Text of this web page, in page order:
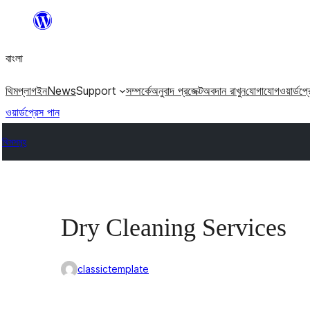
যান
বাংলা
থিমপ্লাগইনNewsSupport সম্পর্কেঅনুবাদ প্রজেক্টঅবদান রাখুনযোগাযোগ
ওয়ার্ডপ্রেস পান
থিমসমূহ
Dry Cleaning Services
classictemplate